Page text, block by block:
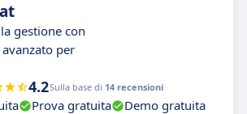
gestione con
per
4.2Sulla base di 14 recensioni
Prova gratuita
Demo gratuita